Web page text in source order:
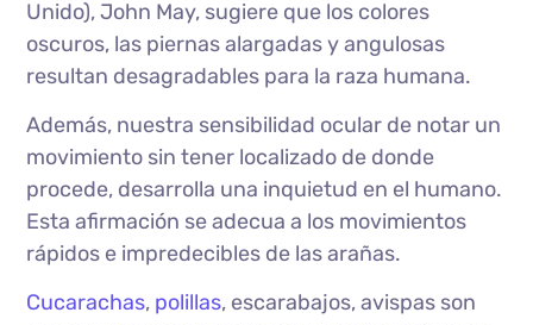
Unido), John May, sugiere que los colores
oscuros, las piernas alargadas y angulosas
resultan desagradables para la raza humana.
Además, nuestra sensibilidad ocular de notar un
movimiento sin tener localizado de donde
procede, desarrolla una inquietud en el humano.
Esta afirmación se adecua a los movimientos
rápidos e impredecibles de las arañas.
Cucarachas, polillas, escarabajos, avispas son